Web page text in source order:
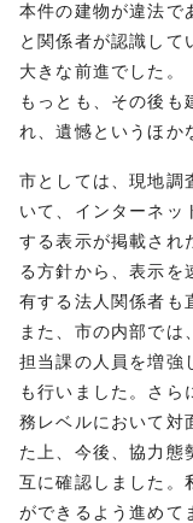
本件の建物が違法で
と関係者が認識して
大きな前進でした。
もっとも、その後も
れ、遺憾というほか
市としては、現地調
いて、インターネッ
する表示が掲載され
る方針から、表示を
有する法人関係者も
また、市の内部では
担当課の人員を増強
も行いました。さ
務レベルにおいて対
た上、今後、協力態
互に確認しました。
ができるよう進めて